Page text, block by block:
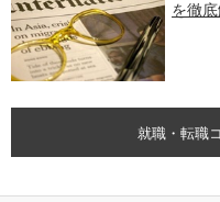
を徹
就職・転職